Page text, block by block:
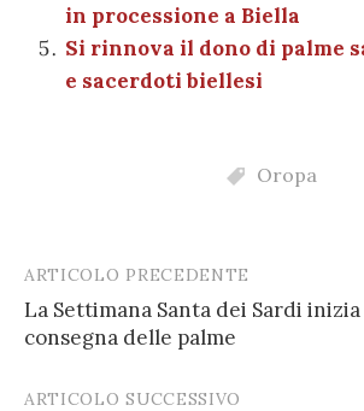
in processione a Biella
Si rinnova il dono di palme
e sacerdoti biellesi
Oropa
Post
navigation
ARTICOLO PRECEDENTE
La Settimana Santa dei Sardi
consegna delle palme
ARTICOLO SUCCESSIVO